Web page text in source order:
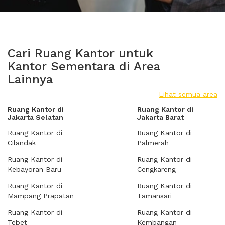
Cari Ruang Kantor untuk
Kantor Sementara di Area
Lainnya
Lihat semua area
Ruang Kantor di
Jakarta Selatan
Ruang Kantor di
Cilandak
Ruang Kantor di
Kebayoran Baru
Ruang Kantor di
Mampang Prapatan
Ruang Kantor di
Tebet
Ruang Kantor di
Jakarta Barat
Ruang Kantor di
Palmerah
Ruang Kantor di
Cengkareng
Ruang Kantor di
Tamansari
Ruang Kantor di
Kembangan